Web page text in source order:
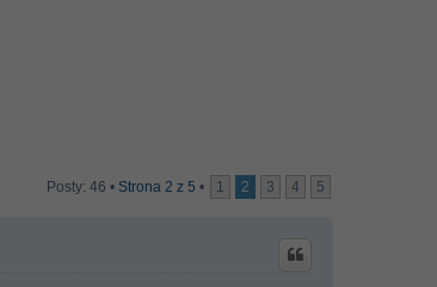
Posty: 46 • Strona 2 z 5 • 1 2 3 4 5